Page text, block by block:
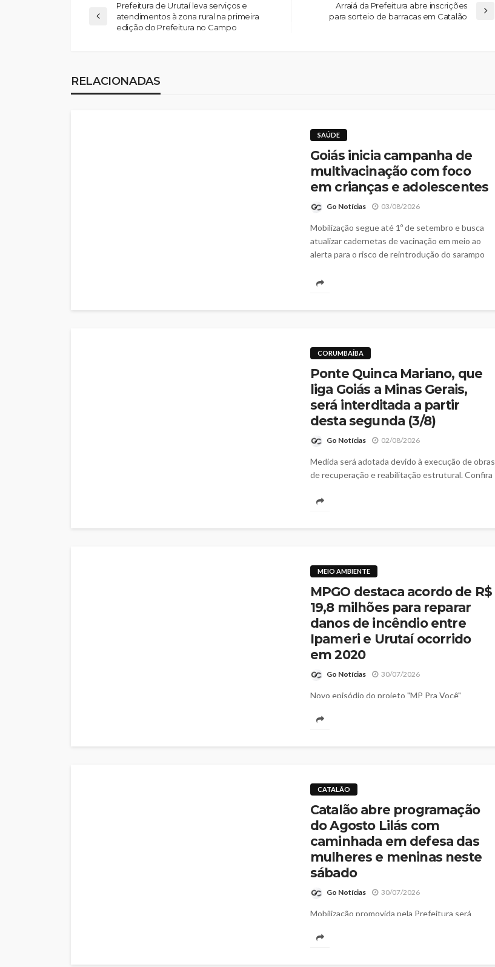
Prefeitura de Urutaí leva serviços e
atendimentos à zona rural na primeira
edição do Prefeitura no Campo
Arraiá da Prefeitura abre inscrições
para sorteio de barracas em Catalão
RELACIONADAS
SAÚDE
Goiás inicia campanha de
multivacinação com foco
em crianças e adolescentes
Go Notícias 03/08/2026
Mobilização segue até 1º de setembro e busca
atualizar cadernetas de vacinação em meio ao
alerta para o risco de reintrodução do sarampo
CORUMBAÍBA
Ponte Quinca Mariano, que
liga Goiás a Minas Gerais,
será interditada a partir
desta segunda (3/8)
Go Notícias 02/08/2026
Medida será adotada devido à execução de obras
de recuperação e reabilitação estrutural. Confira
MEIO AMBIENTE
MPGO destaca acordo de R$
19,8 milhões para reparar
danos de incêndio entre
Ipameri e Urutaí ocorrido
em 2020
Go Notícias 30/07/2026
Novo episódio do projeto "MP Pra Você"
acordo extrajudicial viabilizou compensação
CATALÃO
Catalão abre programação
do Agosto Lilás com
caminhada em defesa das
mulheres e meninas neste
sábado
Go Notícias 30/07/2026
Mobilização promovida pela Prefeitura será
Praça do Marca Tempo